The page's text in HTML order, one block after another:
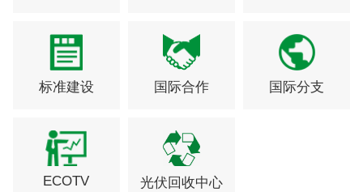
标准建设 国际合作 国际分支
ECOTV 光伏回收中心